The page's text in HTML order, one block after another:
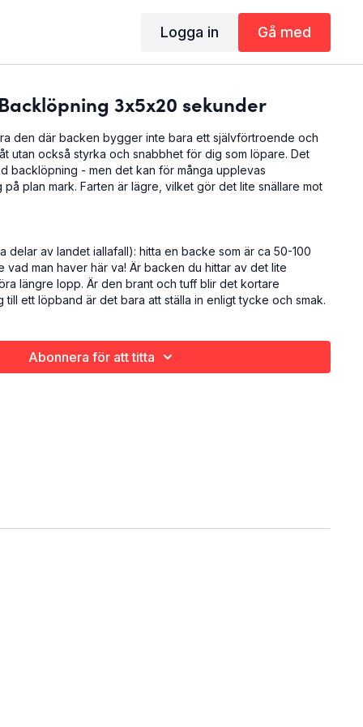
Logga in Gå med
Backlöpning 3x5x20 sekunder
den där backen bygger inte bara ett självförtroende och
utan också styrka och snabbhet för dig som löpare. Det
backlöpning - men det kan för många upplevas
på plan mark. Farten är lägre, vilket gör det lite snällare mot
delar av landet iallafall): hitta en backe som är ca 50-100
vad man haver här va! Är backen du hittar av det lite
längre lopp. Är den brant och tuff blir det kortare
till ett löpband är det bara att ställa in enligt tycke och smak.
Abonnera för att titta